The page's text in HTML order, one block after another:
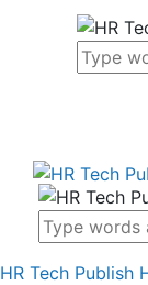
HR Tech Publish